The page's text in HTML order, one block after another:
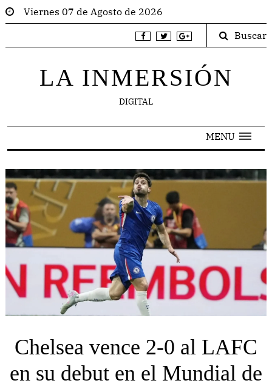
Viernes 07 de Agosto de 2026
Buscar
LA INMERSIÓN
DIGITAL
MENU
Chelsea vence 2-0 al LAFC
en su debut en el Mundial de